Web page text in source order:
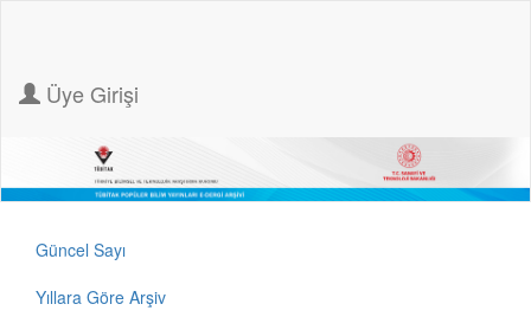
Üye Girişi
Güncel Sayı
Yıllara Göre Arşiv